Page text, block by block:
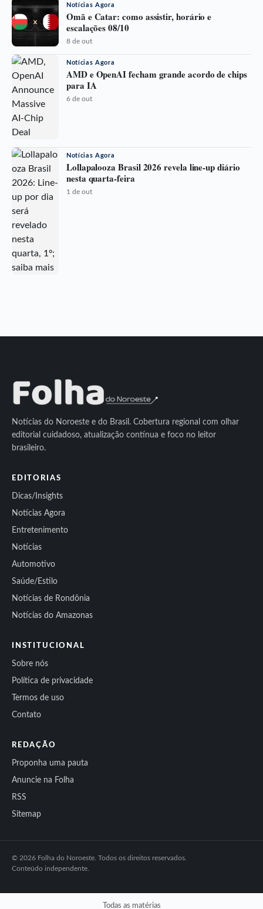
Notícias Agora
Omã e Catar: como assistir, horário e
escalações 08/10
8 de out
Notícias Agora
AMD e OpenAI fecham grande acordo de chips
para IA
6 de out
Notícias Agora
Lollapalooza Brasil 2026 revela line-up diário
nesta quarta-feira
1 de out
Notícias do Noroeste e do Brasil. Cobertura regional com olhar
editorial cuidadoso, atualização contínua e foco no leitor
brasileiro.
EDITORIAS
Dicas/Insights
Notícias Agora
Entretenimento
Notícias
Automotivo
Saúde/Estilo
Notícias de Rondônia
Notícias do Amazonas
INSTITUCIONAL
Sobre nós
Política de privacidade
Termos de uso
Contato
REDAÇÃO
Proponha uma pauta
Anuncie na Folha
RSS
Sitemap
© 2026 Folha do Noroeste. Todos os direitos reservados.
Conteúdo independente.
Todas as matérias